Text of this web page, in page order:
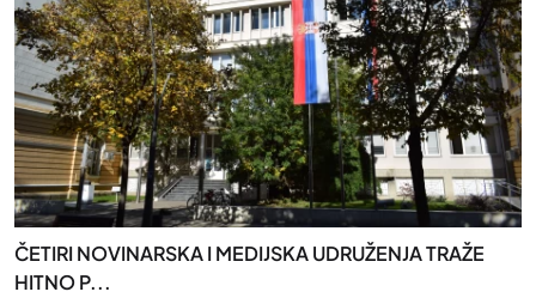
ČETIRI NOVINARSKA I MEDIJSKA UDRUŽENJA TRAŽE
HITNO P...